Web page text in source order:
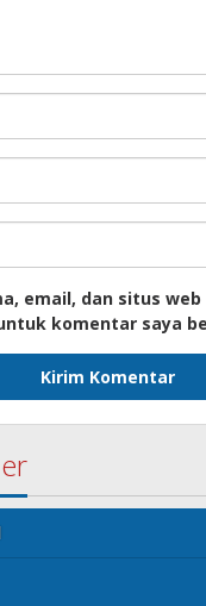
email, dan situs web
komentar saya